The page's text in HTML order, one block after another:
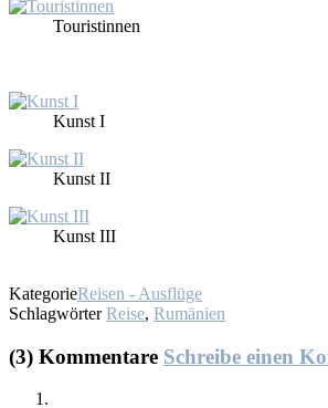
Tou­ris­tin­nen
Kunst I
Kunst II
Kunst III
KategorieReisen - Ausflüge
Schlagwörter Reise, Rumänien
(3) Kommentare Schreibe einen